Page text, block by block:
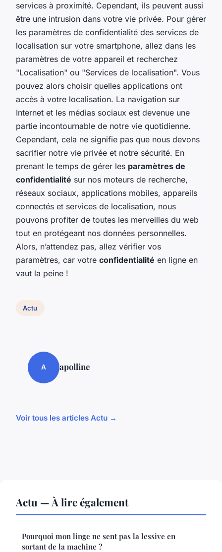
services à proximité. Cependant, ils peuvent aussi
être une intrusion dans votre vie privée. Pour gérer
les paramètres de confidentialité des services de
localisation sur votre smartphone, allez dans les
paramètres de votre appareil et recherchez
"Localisation" ou "Services de localisation". Vous
pouvez alors choisir quelles applications ont
accès à votre localisation. La navigation sur
Internet et les médias sociaux est devenue une
partie incontournable de notre vie quotidienne.
Cependant, cela ne signifie pas que nous devons
sacrifier notre vie privée et notre sécurité. En
prenant le temps de gérer les paramètres de
confidentialité sur nos moteurs de recherche,
réseaux sociaux, applications mobiles, appareils
connectés et services de localisation, nous
pouvons profiter de toutes les merveilles du web
tout en protégeant nos données personnelles.
Alors, n’attendez pas, allez vérifier vos
paramètres, car votre confidentialité en ligne en
vaut la peine !
Actu
A apolline
Voir tous les articles Actu →
Actu — À lire également
Pourquoi mon linge ne sent pas la lessive en
sortant de la machine ?